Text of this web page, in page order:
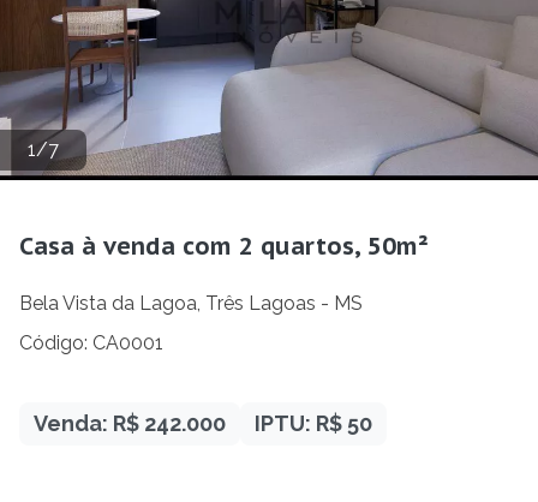
1/7
Casa à venda com 2 quartos, 50m²
Bela Vista da Lagoa, Três Lagoas - MS
Código: CA0001
Venda: R$ 242.000 IPTU: R$ 50